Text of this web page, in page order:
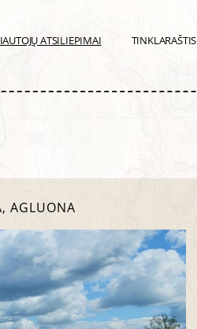
ATSILIEPIMAI TINKLARAŠTIS
AGLUONA